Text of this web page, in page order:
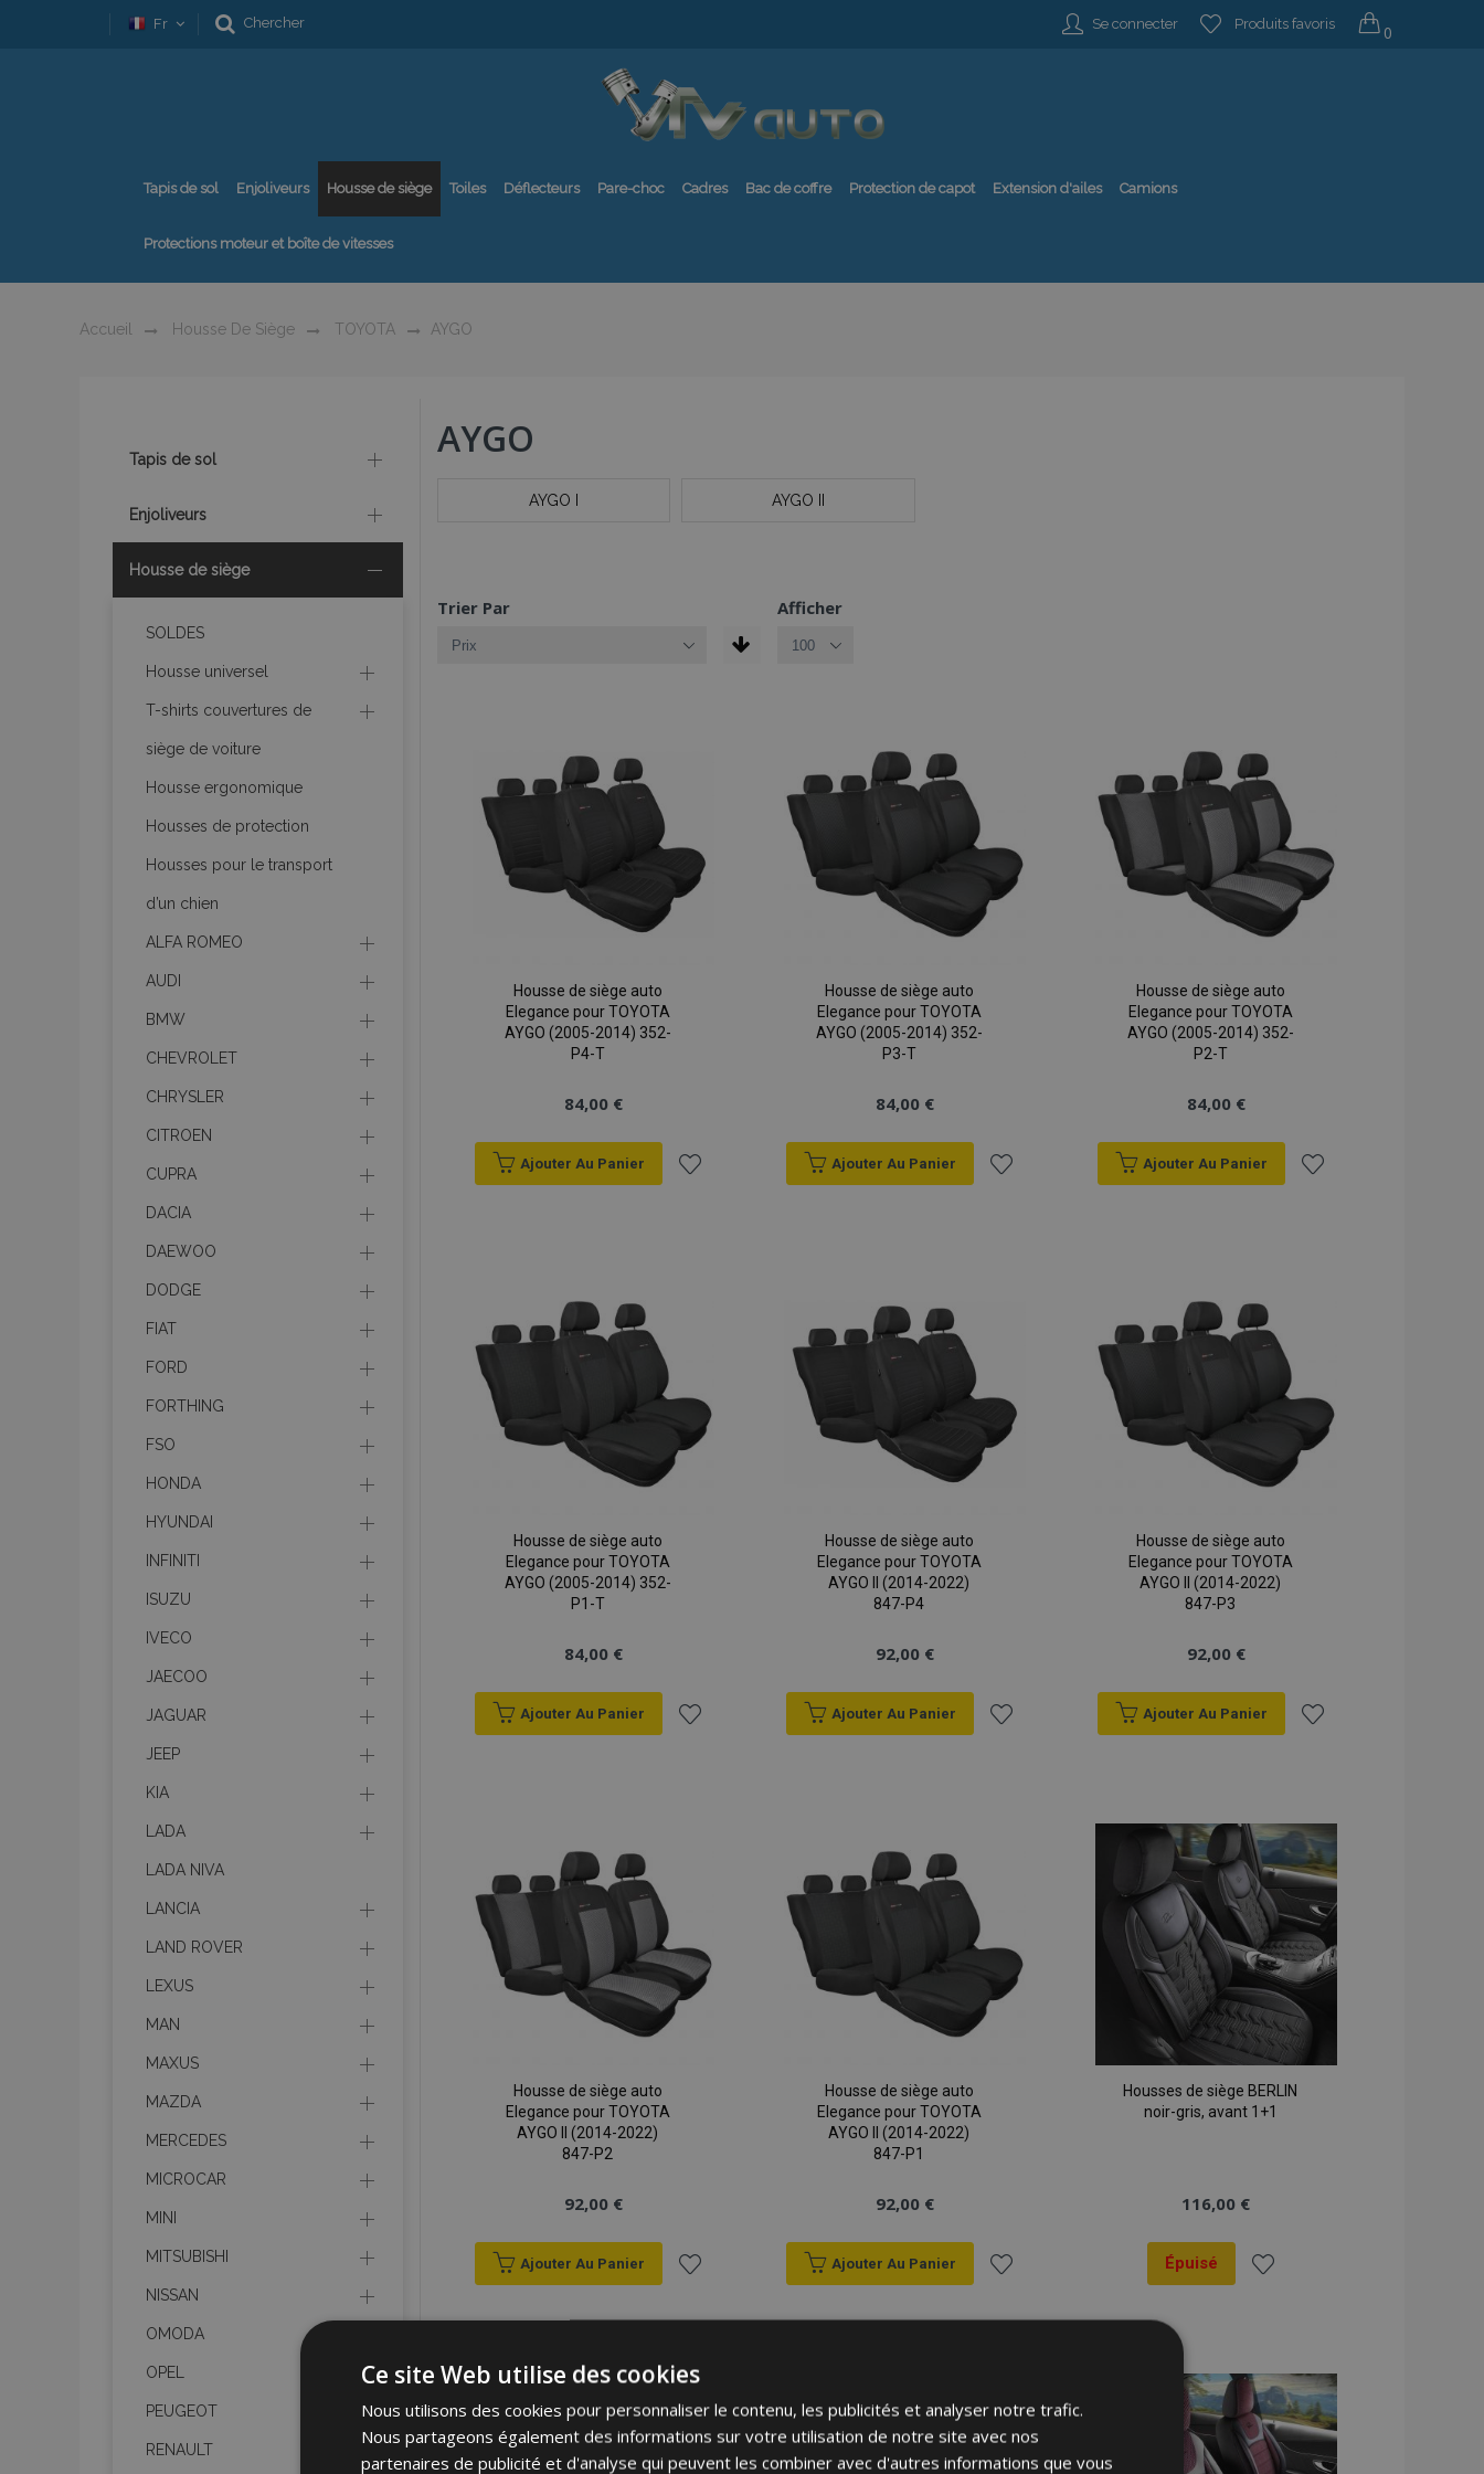
Fr Chercher Se connecter Produits favoris 0
Tapis de sol Enjoliveurs Housse de siège Toiles Déflecteurs Pare-choc Cadres Bac de coffre Protection de capot Extension d'ailes Camions
Protections moteur et boîte de vitesses
Accueil Housse De Siège TOYOTA AYGO
AYGO
AYGO I AYGO II
Trier Par Afficher
Housse de siège auto
Elegance pour TOYOTA
AYGO (2005-2014) 352-
P4-T
84,00 €
Ajouter Au Panier
Housse de siège auto
Elegance pour TOYOTA
AYGO (2005-2014) 352-
P3-T
84,00 €
Ajouter Au Panier
Housse de siège auto
Elegance pour TOYOTA
AYGO (2005-2014) 352-
P2-T
84,00 €
Ajouter Au Panier
Housse de siège auto
Elegance pour TOYOTA
AYGO (2005-2014) 352-
P1-T
84,00 €
Ajouter Au Panier
Housse de siège auto
Elegance pour TOYOTA
AYGO II (2014-2022)
847-P4
92,00 €
Ajouter Au Panier
Housse de siège auto
Elegance pour TOYOTA
AYGO II (2014-2022)
847-P3
92,00 €
Ajouter Au Panier
liste
d'achats
Housse de siège auto
Elegance pour TOYOTA
AYGO II (2014-2022)
847-P2
92,00 €
Ajouter Au Panier
liste
d'achats
Housse de siège auto
Elegance pour TOYOTA
AYGO II (2014-2022)
847-P1
92,00 €
Ajouter Au Panier
d'achats
Housses de siège BERLIN
noir-gris, avant 1+1
116,00 €
Épuisé
liste
d'achats
Tapis de sol
Enjoliveurs
Housse de siège
SOLDES
Housse universel
T-shirts couvertures de
siège de voiture
Housse ergonomique
Housses de protection
Housses pour le transport
d’un chien
ALFA ROMEO
AUDI
BMW
CHEVROLET
CHRYSLER
CITROEN
CUPRA
DACIA
DAEWOO
DODGE
FIAT
FORD
FORTHING
FSO
HONDA
HYUNDAI
INFINITI
ISUZU
IVECO
JAECOO
JAGUAR
JEEP
KIA
LADA
LADA NIVA
LANCIA
LAND ROVER
LEXUS
MAN
MAXUS
MAZDA
MERCEDES
MICROCAR
MINI
MITSUBISHI
NISSAN
OMODA
OPEL
PEUGEOT
RENAULT
Ce site Web utilise des cookies
Nous utilisons des cookies pour personnaliser le contenu, les publicités et analyser notre trafic.
Nous partageons également des informations sur votre utilisation de notre site avec nos
partenaires de publicité et d'analyse qui peuvent les combiner avec d'autres informations que vous